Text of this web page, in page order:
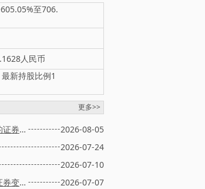
至706.
人民币
新持股比例1
更多>>
截至二零二六年七月三十一日止月份股份发行人的证券变动月报表
2026-08-05
2026-07-24
2026-07-10
截至二零二六年六月三十日止月份股份发行人的证券变动月报表
2026-07-07